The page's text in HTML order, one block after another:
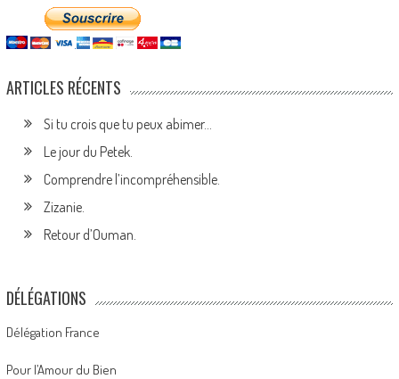
ARTICLES RÉCENTS
Si tu crois que tu peux abimer…
Le jour du Petek.
Comprendre l’incompréhensible.
Zizanie.
Retour d’Ouman.
DÉLÉGATIONS
Délégation France
Pour l’Amour du Bien